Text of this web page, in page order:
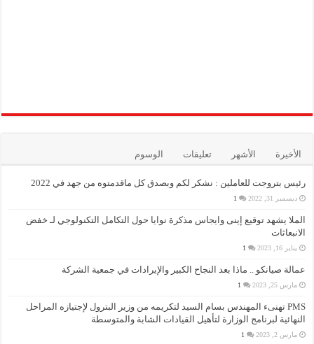
الأخيرة الأشهر تعليقات الوسوم
رئيس بتروجت للعاملين : نشكر لكم وبصدق كل ماقدمتوه من جهد في 2022
ديسمبر 31, 2022 1
الملا يشهد توقيع إينى وايجاس مذكرة نوايا حول التكامل التكنولوجي لـ خفض
الانبعاثات
يناير 16, 2023 1
عمالة صيانكو .. ماذا بعد النجاح الكبير والإيرادات في جمعية الشركة
مارس 25, 2023 1
PMS تهنىء المهندس بسام السيد لتكريمه من وزير البترول لإجتيازه المراحل
النهائية لبرنامج الوزارة لتأهيل القيادات الشابة والمتوسطة
مارس 2, 2023 1